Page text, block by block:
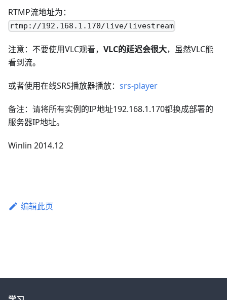
RTMP流地址为：
rtmp://192.168.1.170/live/livestream
注意：不要使用VLC观看， VLC的延迟会很大，虽然VLC能
看到流。
或者使用在线SRS播放器播放： srs-player
备注：请将所有实例的IP地址192.168.1.170都换成部署的
服务器IP地址。
Winlin 2014.12
编辑此页